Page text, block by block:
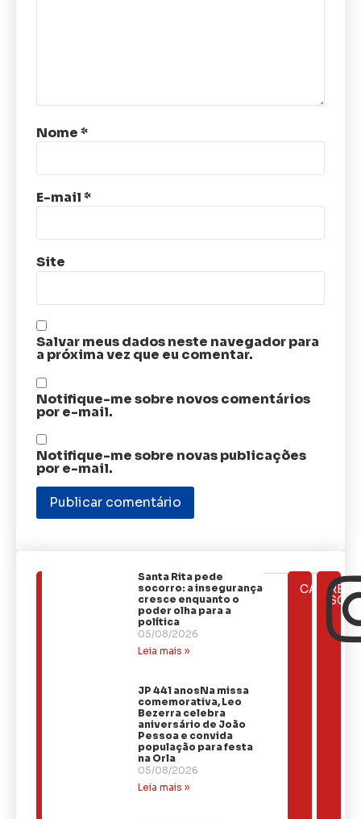
Nome*
E-mail*
Site
Salvar meus dados neste navegador para
a próxima vez que eu comentar.
Notifique-me sobre novos comentários
por e-mail.
Notifique-me sobre novas publicações
por e-mail.
Santa Rita pede
socorro: a insegurança
cresce enquanto o
poder olha para a
política
05/08/2026
Leia mais »
JP 441 anosNa missa
comemorativa, Leo
Bezerra celebra
aniversário de João
Pessoa e convida
população para festa
na Orla
05/08/2026
Leia mais »